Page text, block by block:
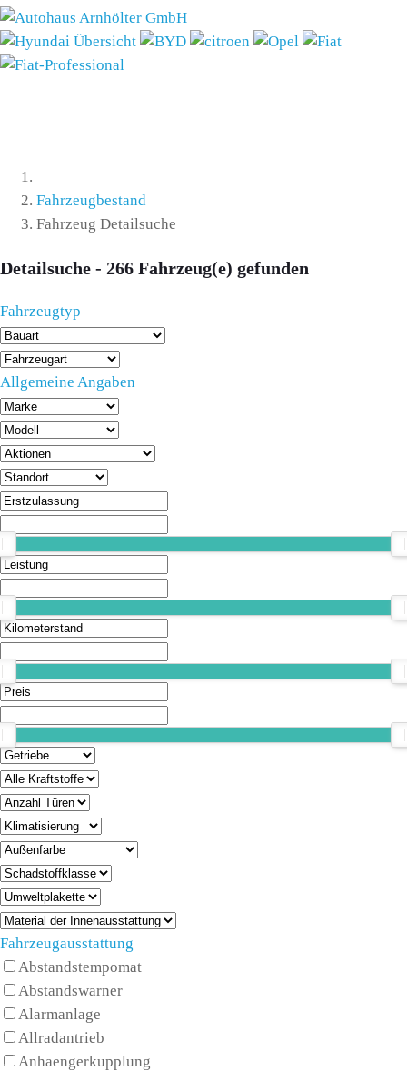
Fahrzeugbestand
Fahrzeug Detailsuche
Detailsuche - 266 Fahrzeug(e) gefunden
Fahrzeugtyp
Allgemeine Angaben
Fahrzeugausstattung
Abstandstempomat
Abstandswarner
Alarmanlage
Allradantrieb
Anhaengerkupplung